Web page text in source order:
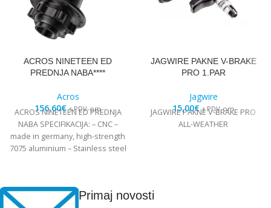
ACROS NINETEEN ED
PREDNJA NABA****
Acros
156,60€ s PDV-om
ACROS NINETEEN ED PREDNJA
NABA SPECIFIKACIJA: – CNC –
made in germany, high-strength
7075 aluminium – Stainless steel
JAGWIRE PAKNE V-BRAKE
PRO 1.PAR
Jagwire
15,00€ s PDV-om
JAGWIRE PAKNE V-BRAKE PRO
ALL-WEATHER
Primaj novosti